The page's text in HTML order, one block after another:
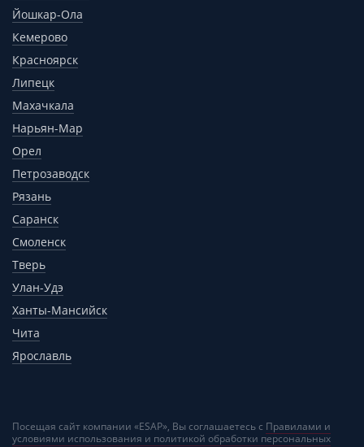
Йошкар-Ола
Кемерово
Красноярск
Липецк
Махачкала
Нарьян-Мар
Орел
Петрозаводск
Рязань
Саранск
Смоленск
Тверь
Улан-Удэ
Ханты-Мансийск
Чита
Ярославль
Посещая сайт компании «ESAP», Вы соглашаетесь с Правилами и
условиями использования и политикой обработки персональных